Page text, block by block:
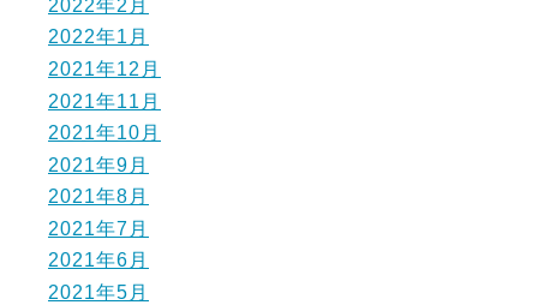
2022年2月
2022年1月
2021年12月
2021年11月
2021年10月
2021年9月
2021年8月
2021年7月
2021年6月
2021年5月